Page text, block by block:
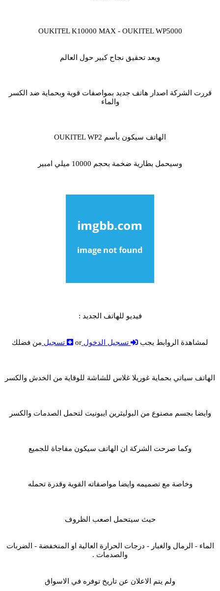
OUKITEL K10000 MAX - OUKITEL WP5000
وبعد تحقيق نجاح كبير حول العالم
قررت الشركة اصدار هاتف جديد بمواصفات قوية وبحماية ضد الكسر
والماء
الهاتف سيكون بأسم OUKITEL WP2
وسيحمل بطارية ضخمة بحجم 10000 ميلي امبير
فيديو للهاتف الجديد :
لمشاهدة الروابط يجب تسجيل الدخول or تسجيل من فضلك
الهاتف سياتي بحماية غوريلا غلاس للشاشة للوقاية من الخدش والكسر
وايضا بجسم مصنوع من البوليثرين ايبونيت لتحمل الصدمات والكسر
وكما صرحت الشركة ان الهاتف سيكون مفاجاة للجميع
وخاصة مع تصميمه وايضا مواصفاته القوية وقدرة تحمله
حيث سيتحمل اصعب الظروف
الماء - الرمال والغبار - درجات الحرارة العالية او المنخفضة - الضربات
والصدمات .
ولم يتم الاعلان عن تاريخ توفره في الاسواق